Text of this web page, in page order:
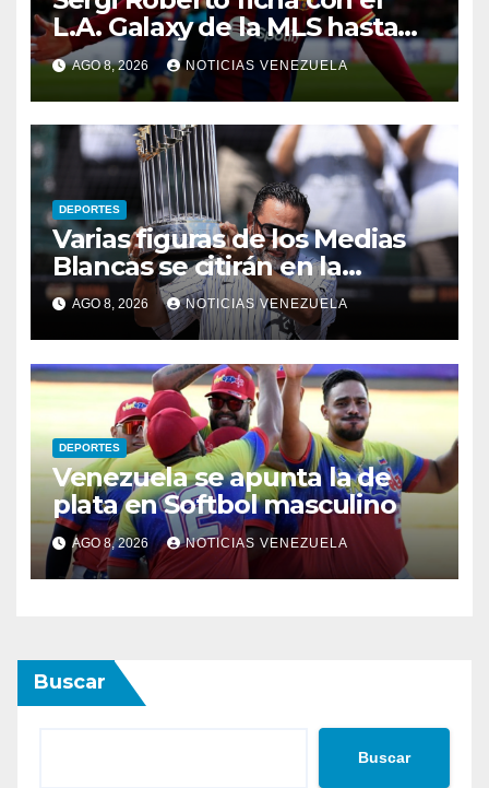
L.A. Galaxy de la MLS hasta
2028
AGO 8, 2026 NOTICIAS VENEZUELA
DEPORTES
Varias figuras de los Medias
Blancas se citirán en la
«noche de Ozzie»
AGO 8, 2026 NOTICIAS VENEZUELA
DEPORTES
Venezuela se apunta la de
plata en Softbol masculino
AGO 8, 2026 NOTICIAS VENEZUELA
Buscar
Buscar